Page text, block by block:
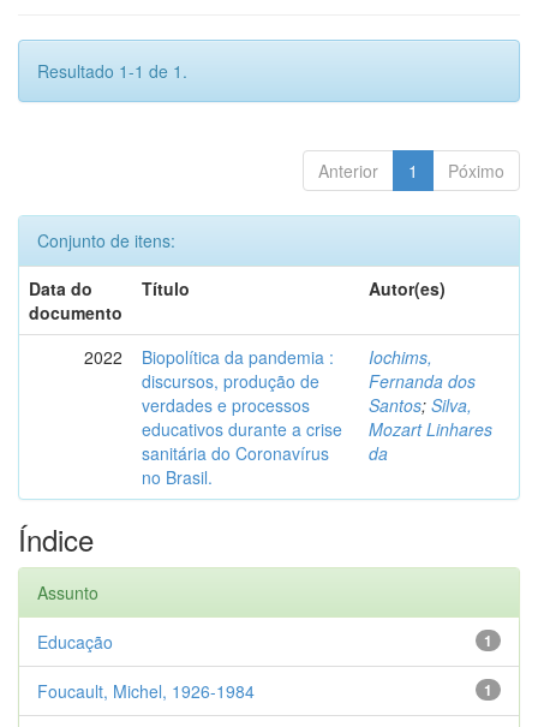
Resultado 1-1 de 1.
Anterior 1 Póximo
Conjunto de itens:
Data do
documento
Título Autor(es)
2022
Biopolítica da pandemia :
discursos, produção de
verdades e processos
educativos durante a crise
sanitária do Coronavírus
no Brasil.
Iochims,
Fernanda dos
Santos; Silva,
Mozart Linhares
da
Índice
Assunto
1
Educação
1
Foucault, Michel, 1926-1984